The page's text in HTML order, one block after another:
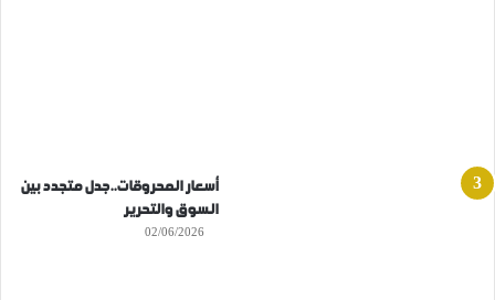
أسعار المحروقات..جدل متجدد بين
السوق والتحرير
02/06/2026